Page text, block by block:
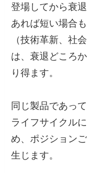
登場してから衰
あれば短い場合
（技術革新、社
は、衰退どころ
り得ます。
同じ製品であっ
ライフサイクル
め、ポジション
生じます。